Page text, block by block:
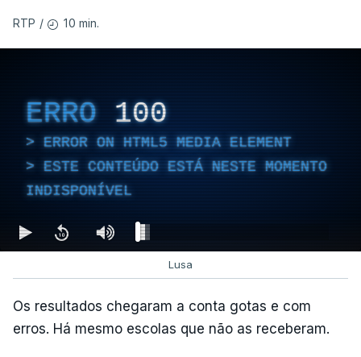
RTP / 10 min.
ERRO 100
ERROR ON HTML5 MEDIA ELEMENT
ESTE CONTEÚDO ESTÁ NESTE MOMENTO
INDISPONÍVEL
Lusa
Os resultados chegaram a conta gotas e com
erros. Há mesmo escolas que não as receberam.